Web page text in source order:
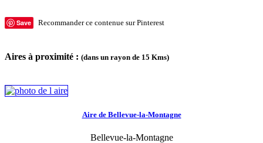
Save Recommander ce contenue sur Pinterest
Aires à proximité : (dans un rayon de 15 Kms)
Aire de Bellevue-la-Montagne
Bellevue-la-Montagne